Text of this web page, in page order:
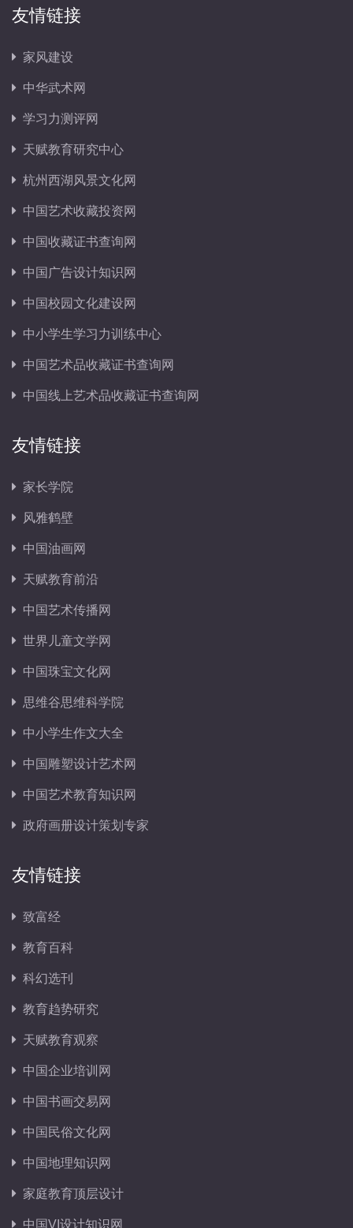
友情链接
家风建设
中华武术网
学习力测评网
天赋教育研究中心
杭州西湖风景文化网
中国艺术收藏投资网
中国收藏证书查询网
中国广告设计知识网
中国校园文化建设网
中小学生学习力训练中心
中国艺术品收藏证书查询网
中国线上艺术品收藏证书查询网
友情链接
家长学院
风雅鹤壁
中国油画网
天赋教育前沿
中国艺术传播网
世界儿童文学网
中国珠宝文化网
思维谷思维科学院
中小学生作文大全
中国雕塑设计艺术网
中国艺术教育知识网
政府画册设计策划专家
友情链接
致富经
教育百科
科幻选刊
教育趋势研究
天赋教育观察
中国企业培训网
中国书画交易网
中国民俗文化网
中国地理知识网
家庭教育顶层设计
中国VI设计知识网